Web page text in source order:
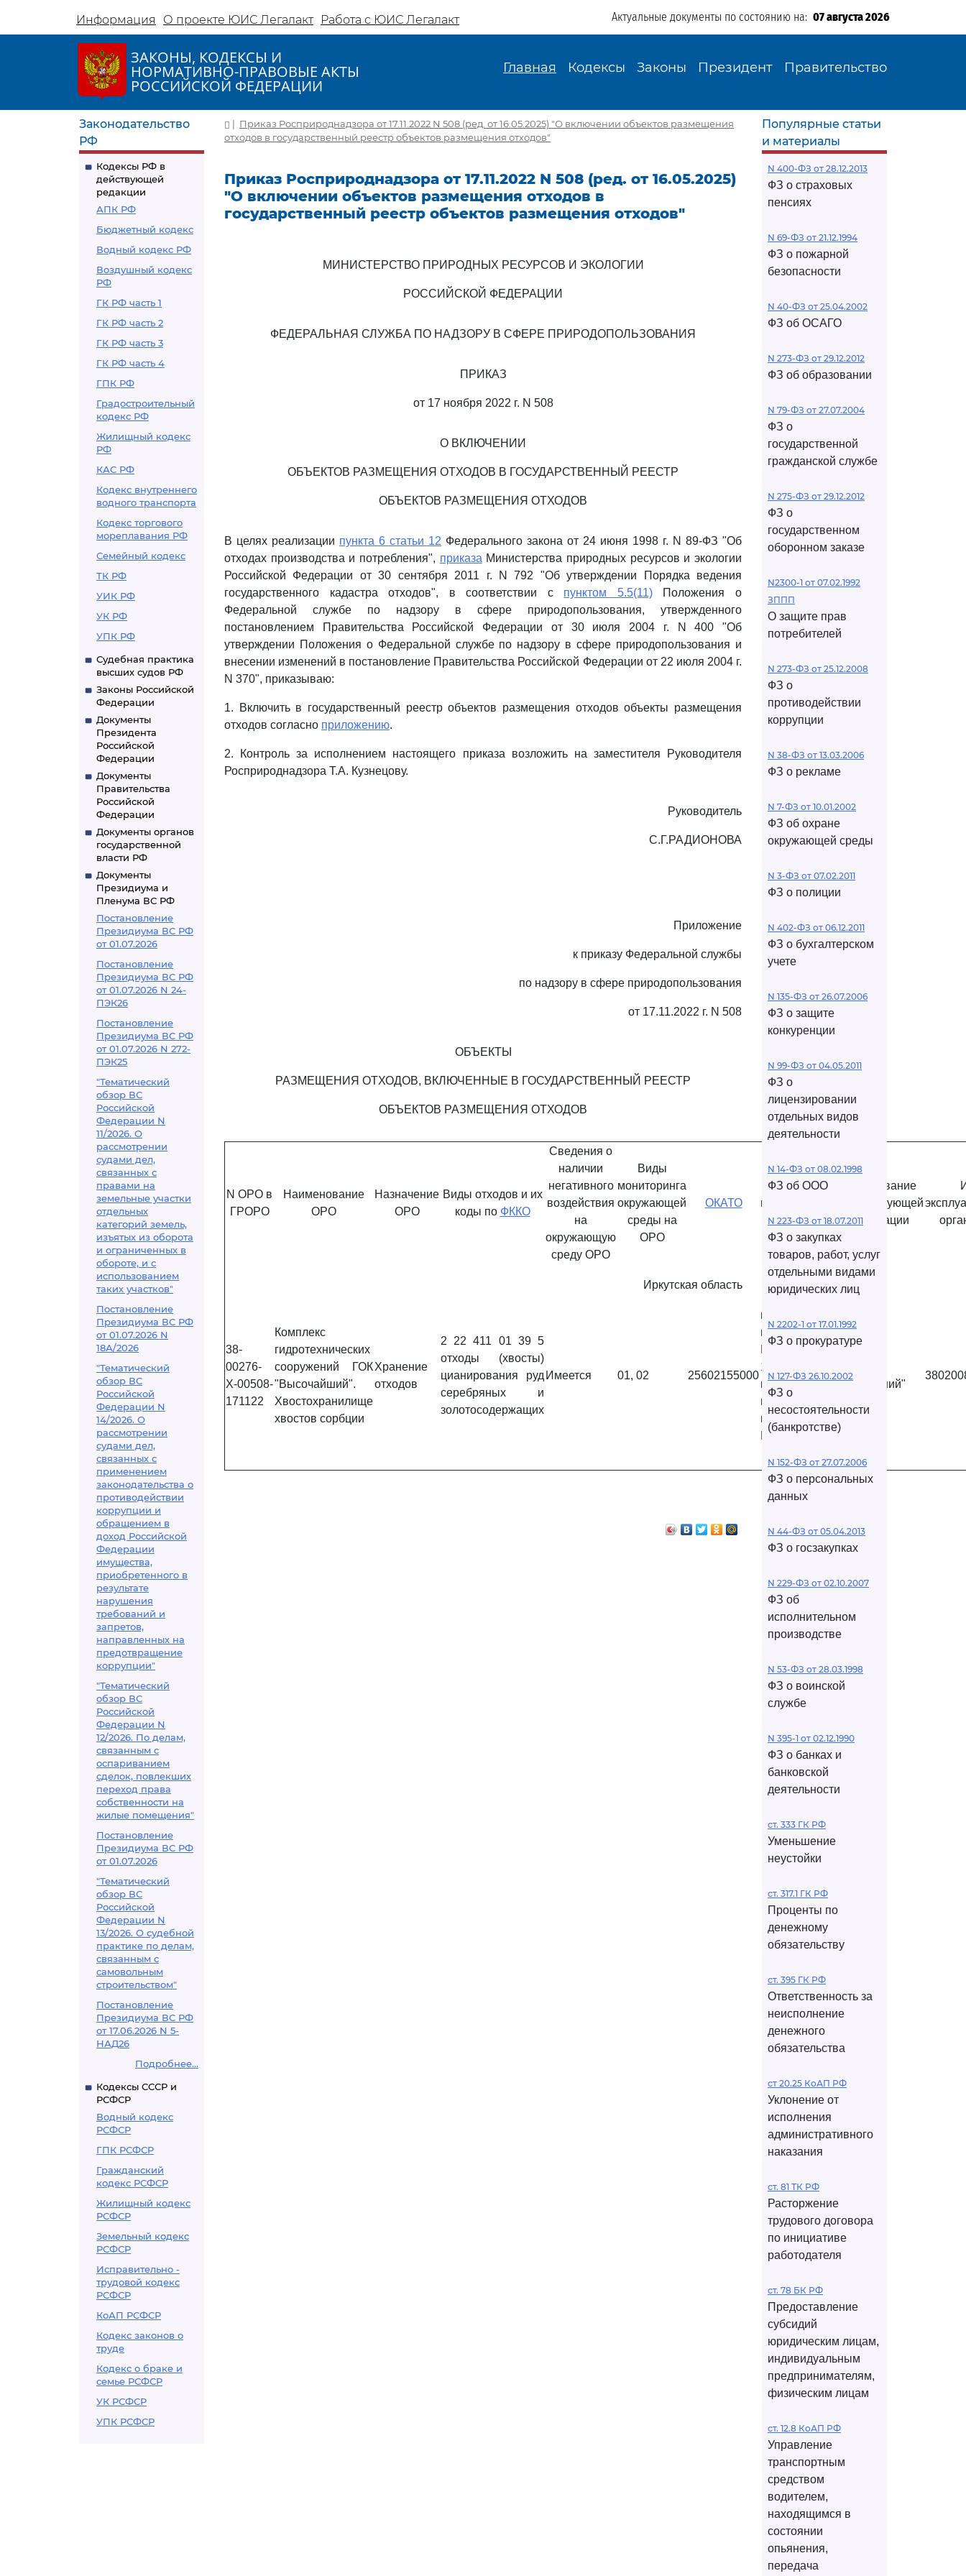
Информация О проекте ЮИС Легалакт Работа с ЮИС Легалакт Актуальные документы по состоянию на: 07 августа 2026
ЗАКОНЫ, КОДЕКСЫ И
НОРМАТИВНО-ПРАВОВЫЕ АКТЫ
РОССИЙСКОЙ ФЕДЕРАЦИИ
Главная Кодексы Законы Президент Правительство
Законодательство
РФ
Кодексы РФ в
действующей
редакции
АПК РФ
Бюджетный кодекс
Водный кодекс РФ
Воздушный кодекс
РФ
ГК РФ часть 1
ГК РФ часть 2
ГК РФ часть 3
ГК РФ часть 4
ГПК РФ
Градостроительный
кодекс РФ
Жилищный кодекс
РФ
КАС РФ
Кодекс внутреннего
водного транспорта
Кодекс торгового
мореплавания РФ
Семейный кодекс
ТК РФ
УИК РФ
УК РФ
УПК РФ
Судебная практика
высших судов РФ
Законы Российской
Федерации
Документы
Президента
Российской
Федерации
Документы
Правительства
Российской
Федерации
Документы органов
государственной
власти РФ
Документы
Президиума и
Пленума ВС РФ
Постановление
Президиума ВС РФ
от 01.07.2026
Постановление
Президиума ВС РФ
от 01.07.2026 N 24-
ПЭК26
Постановление
Президиума ВС РФ
от 01.07.2026 N 272-
ПЭК25
"Тематический
обзор ВС
Российской
Федерации N
11/2026. О
рассмотрении
судами дел,
связанных с
правами на
земельные участки
отдельных
категорий земель,
изъятых из оборота
и ограниченных в
обороте, и с
использованием
таких участков"
Постановление
Президиума ВС РФ
от 01.07.2026 N
18А/2026
"Тематический
обзор ВС
Российской
Федерации N
14/2026. О
рассмотрении
судами дел,
связанных с
применением
законодательства о
противодействии
коррупции и
обращением в
доход Российской
Федерации
имущества,
приобретенного в
результате
нарушения
требований и
запретов,
направленных на
предотвращение
коррупции"
"Тематический
обзор ВС
Российской
Федерации N
12/2026. По делам,
связанным с
оспариванием
сделок, повлекших
переход права
собственности на
жилые помещения"
Постановление
Президиума ВС РФ
от 01.07.2026
"Тематический
обзор ВС
Российской
Федерации N
13/2026. О судебной
практике по делам,
связанным с
самовольным
строительством"
Постановление
Президиума ВС РФ
от 17.06.2026 N 5-
НАД26
Подробнее...
Кодексы СССР и
РСФСР
Водный кодекс
РСФСР
ГПК РСФСР
Гражданский
кодекс РСФСР
Жилищный кодекс
РСФСР
Земельный кодекс
РСФСР
Исправительно -
трудовой кодекс
РСФСР
КоАП РСФСР
Кодекс законов о
труде
Кодекс о браке и
семье РСФСР
УК РСФСР
УПК РСФСР
| Приказ Росприроднадзора от 17.11.2022 N 508 (ред. от 16.05.2025) "О включении объектов размещения
отходов в государственный реестр объектов размещения отходов"
Приказ Росприроднадзора от 17.11.2022 N 508 (ред. от 16.05.2025)
"О включении объектов размещения отходов в
государственный реестр объектов размещения отходов"
МИНИСТЕРСТВО ПРИРОДНЫХ РЕСУРСОВ И ЭКОЛОГИИ
РОССИЙСКОЙ ФЕДЕРАЦИИ
ФЕДЕРАЛЬНАЯ СЛУЖБА ПО НАДЗОРУ В СФЕРЕ ПРИРОДОПОЛЬЗОВАНИЯ
ПРИКАЗ
от 17 ноября 2022 г. N 508
О ВКЛЮЧЕНИИ
ОБЪЕКТОВ РАЗМЕЩЕНИЯ ОТХОДОВ В ГОСУДАРСТВЕННЫЙ РЕЕСТР
ОБЪЕКТОВ РАЗМЕЩЕНИЯ ОТХОДОВ
В целях реализации пункта 6 статьи 12 Федерального закона от 24 июня 1998 г. N 89-ФЗ "Об
отходах производства и потребления", приказа Министерства природных ресурсов и экологии
Российской Федерации от 30 сентября 2011 г. N 792 "Об утверждении Порядка ведения
государственного кадастра отходов", в соответствии с пунктом 5.5(11)Положения о
Федеральной службе по надзору в сфере природопользования, утвержденного
постановлением Правительства Российской Федерации от 30 июля 2004 г. N 400 "Об
утверждении Положения о Федеральной службе по надзору в сфере природопользования и
внесении изменений в постановление Правительства Российской Федерации от 22 июля 2004 г.
N 370", приказываю:
1. Включить в государственный реестр объектов размещения отходов объекты размещения
отходов согласно приложению.
2. Контроль за исполнением настоящего приказа возложить на заместителя Руководителя
Росприроднадзора Т.А. Кузнецову.
Руководитель
С.Г.РАДИОНОВА
Приложение
к приказу Федеральной службы
по надзору в сфере природопользования
от 17.11.2022 г. N 508
ОБЪЕКТЫ
РАЗМЕЩЕНИЯ ОТХОДОВ, ВКЛЮЧЕННЫЕ В ГОСУДАРСТВЕННЫЙ РЕЕСТР
ОБЪЕКТОВ РАЗМЕЩЕНИЯ ОТХОДОВ
N ОРО в
ГРОРО
Наименование
ОРО
Назначение
ОРО
Виды отходов и их
коды по ФККО
Сведения о
наличии
негативного
воздействия
на
окружающую
среду ОРО
Виды
мониторинга
окружающей
среды на
ОРО
ОКАТО
Ближайший
населенный
пункт
Наименование
эксплуатирующей
организации
Иркутская область
38-
00276-
Х-00508-
171122
Комплекс
гидротехнических
сооружений ГОК
"Высочайший".
Хвостохранилище
хвостов сорбции
Хранение
отходов
2 22 411 01 39 5
отходы (хвосты)
цианирования руд
серебряных и
золотосодержащих
Имеется 01, 02 25602155000
в 140 км от
центра г.
Бодайбо и в
10 км и в 30
км по
прямой от
п.
Кропоткин
"Высочайший"
Популярные статьи
и материалы
N 400-ФЗ от 28.12.2013
ФЗ о страховых
пенсиях
N 69-ФЗ от 21.12.1994
ФЗ о пожарной
безопасности
N 40-ФЗ от 25.04.2002
ФЗ об ОСАГО
N 273-ФЗ от 29.12.2012
ФЗ об образовании
N 79-ФЗ от 27.07.2004
ФЗ о
государственной
гражданской службе
N 275-ФЗ от 29.12.2012
ФЗ о
государственном
оборонном заказе
N2300-1 от 07.02.1992
ЗППП
О защите прав
потребителей
N 273-ФЗ от 25.12.2008
ФЗ о
противодействии
коррупции
N 38-ФЗ от 13.03.2006
ФЗ о рекламе
N 7-ФЗ от 10.01.2002
ФЗ об охране
окружающей среды
N 3-ФЗ от 07.02.2011
ФЗ о полиции
N 402-ФЗ от 06.12.2011
ФЗ о бухгалтерском
учете
N 135-ФЗ от 26.07.2006
ФЗ о защите
конкуренции
N 99-ФЗ от 04.05.2011
ФЗ о
лицензировании
отдельных видов
деятельности
N 14-ФЗ от 08.02.1998
ФЗ об ООО
N 223-ФЗ от 18.07.2011
ФЗ о закупках
товаров, работ, услуг
отдельными видами
юридических лиц
N 2202-1 от 17.01.1992
ФЗ о прокуратуре
N 127-ФЗ 26.10.2002
ФЗ о
несостоятельности
(банкротстве)
N 152-ФЗ от 27.07.2006
ФЗ о персональных
данных
N 44-ФЗ от 05.04.2013
ФЗ о госзакупках
N 229-ФЗ от 02.10.2007
ФЗ об
исполнительном
производстве
N 53-ФЗ от 28.03.1998
ФЗ о воинской
службе
N 395-1 от 02.12.1990
ФЗ о банках и
банковской
деятельности
ст. 333 ГК РФ
Уменьшение
неустойки
ст. 317.1 ГК РФ
Проценты по
денежному
обязательству
ст. 395 ГК РФ
Ответственность за
неисполнение
денежного
обязательства
ст 20.25 КоАП РФ
Уклонение от
исполнения
административного
наказания
ст. 81 ТК РФ
Расторжение
трудового договора
по инициативе
работодателя
ст. 78 БК РФ
Предоставление
субсидий
юридическим лицам,
индивидуальным
предпринимателям,
физическим лицам
ст. 12.8 КоАП РФ
Управление
транспортным
средством
водителем,
находящимся в
состоянии
опьянения,
передача